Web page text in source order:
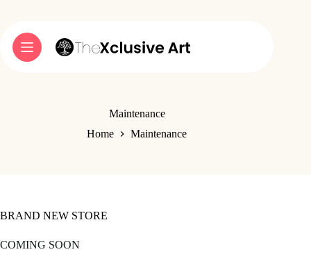
inhoud
Maintenance
Home
Maintenance
BRAND NEW STORE
COMING SOON